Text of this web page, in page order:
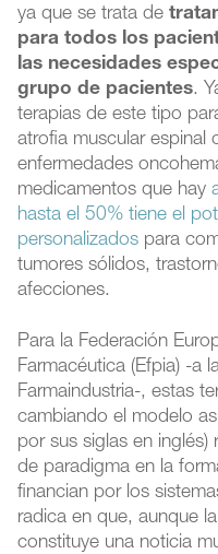
ya que se trata de
para todos los
las necesidades
grupo de pacientes.
terapias de este tipo
atrofia muscular espinal
enfermedades
medicamentos que hay
hasta el 50% tiene el
personalizados para
tumores sólidos,
afecciones.
Para la Federación
Farmacéutica (Efpia) -a
Farmaindustria-, estas
cambiando el modelo
por sus siglas en inglés)
de paradigma en la
financian por los
radica en que, aunque
constituye una noticia